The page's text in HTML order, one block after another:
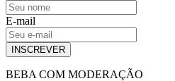
E-mail
INSCREVER
BEBA COM MODERAÇÃO